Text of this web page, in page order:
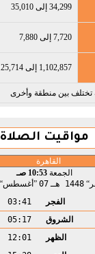
34,299 إلى 35,010
7,720 إلى 7,880
1,102,857 إلى 1,125,714
بين منطقة وأخرى
مواقيت الصلاة
الجمعة 10:53 صـ
1448 هـ 07 أغسطس
الفجر
03:41
الشروق
05:17
الظهر
12:01